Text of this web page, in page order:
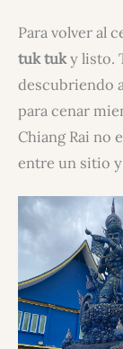
Para volver al
tuk tuky listo.
descubriendo
para cenar
Chiang Rai no
entre un sitio